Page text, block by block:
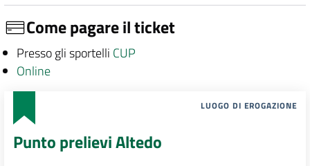
Come pagare il ticket
Presso gli sportelli CUP
Online
LUOGO DI EROGAZIONE
Punto prelievi Altedo